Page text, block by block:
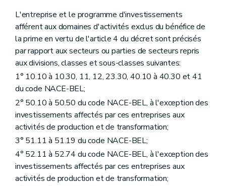
L'entreprise et le programme d'investissements
afférent aux domaines d'activités exclus du bénéfice de
la prime en vertu de l'article 4 du décret sont précisés
par rapport aux secteurs ou parties de secteurs repris
aux divisions, classes et sous-classes suivantes:
1° 10.10 à 10.30, 11, 12, 23.30, 40.10 à 40.30 et 41
du code NACE-BEL;
2° 50.10 à 50.50 du code NACE-BEL, à l'exception des
investissements affectés par ces entreprises aux
activités de production et de transformation;
3° 51.11 à 51.19 du code NACE-BEL;
4° 52.11 à 52.74 du code NACE-BEL, à l'exception des
investissements affectés par ces entreprises aux
activités de production et de transformation;